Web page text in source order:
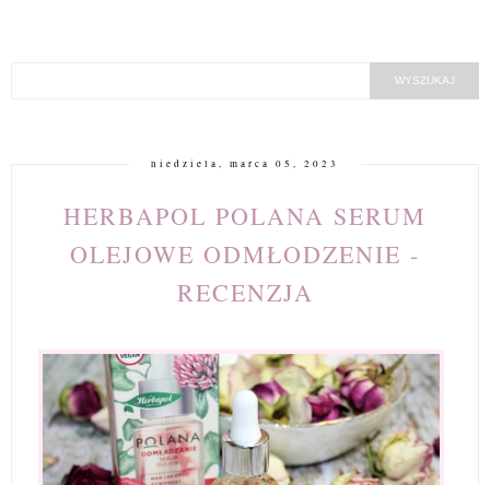
niedziela, marca 05, 2023
HERBAPOL POLANA SERUM
OLEJOWE ODMŁODZENIE -
RECENZJA